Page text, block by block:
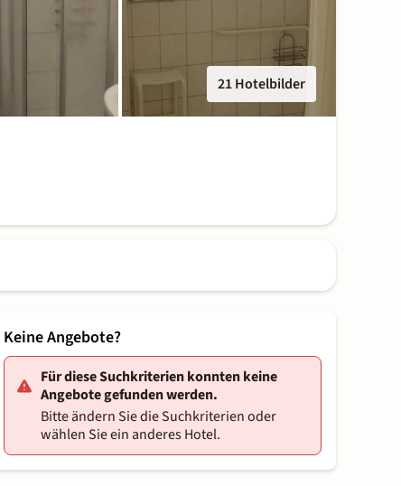
21 Hotelbilder
Keine Angebote?
Für diese Suchkriterien konnten keine
Angebote gefunden werden.
Bitte ändern Sie die Suchkriterien oder
wählen Sie ein anderes Hotel.